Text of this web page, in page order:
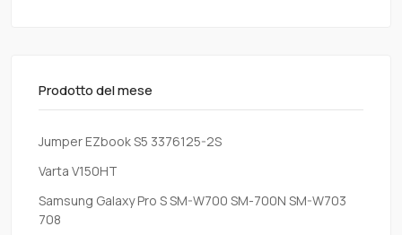
Prodotto del mese
Jumper EZbook S5 3376125-2S
Varta V150HT
Samsung Galaxy Pro S SM-W700 SM-700N SM-W703
708